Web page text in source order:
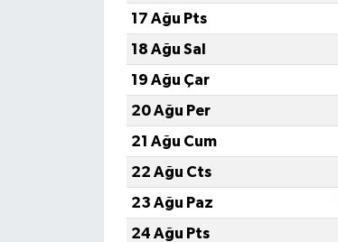
17 Ağu Pts
18 Ağu Sal
19 Ağu Çar
20 Ağu Per
21 Ağu Cum
22 Ağu Cts
23 Ağu Paz
24 Ağu Pts